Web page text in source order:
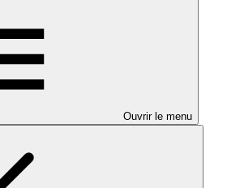
Ouvrir le menu